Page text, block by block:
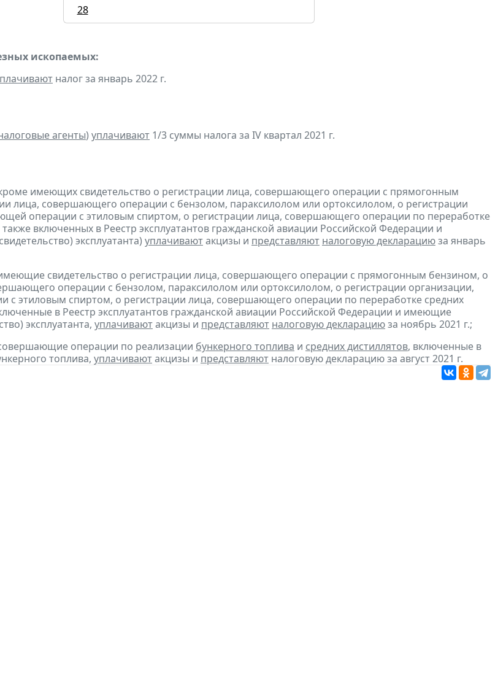
28
ископаемых:
налог за январь 2022 г.
агенты) уплачивают 1/3 суммы налога за IV квартал 2021 г.
имеющих свидетельство о регистрации лица, совершающего операции с прямогонным
лица, совершающего операции с бензолом, параксилолом или ортоксилолом, о регистрации
операции с этиловым спиртом, о регистрации лица, совершающего операции по переработке
также включенных в Реестр эксплуатантов гражданской авиации Российской Федерации и
эксплуатанта) уплачиваютакцизы и представляют налоговую декларациюза январь
свидетельство о регистрации лица, совершающего операции с прямогонным бензином, о
операции с бензолом, параксилолом или ортоксилолом, о регистрации организации,
с этиловым спиртом, о регистрации лица, совершающего операции по переработке средних
в Реестр эксплуатантов гражданской авиации Российской Федерации и имеющие
эксплуатанта, уплачиваютакцизы и представляют налоговую декларациюза ноябрь 2021 г.;
операции по реализации бункерного топлива и средних дистиллятов, включенные в
топлива, уплачиваютакцизы и представляют налоговую декларацию за август 2021 г.